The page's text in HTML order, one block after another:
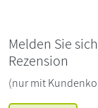
Melden Sie
Rezension
(nur mit